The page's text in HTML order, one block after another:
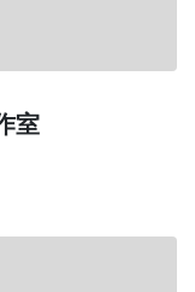
室